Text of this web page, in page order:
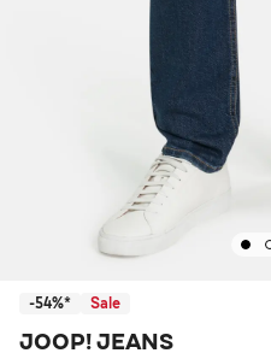
-54%* Sale
JOOP! JEANS